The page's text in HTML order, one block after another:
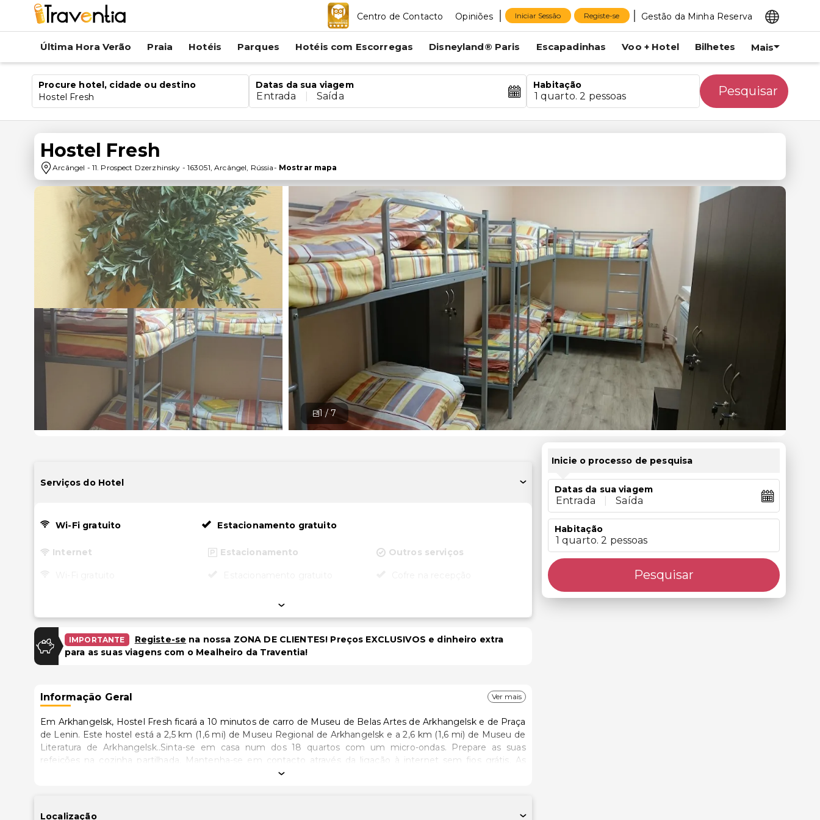
Centro de Contacto Opiniões Iniciar Sessão Registe-se Gestão da Minha Reserva
Última Hora Verão Praia Hotéis Parques Hotéis com Escorregas Disneyland® Paris Escapadinhas Voo + Hotel Bilhetes Mais
Procure hotel, cidade ou destino
Hostel Fresh
Datas da sua viagem
Entrada Saída
Habitação
1 quarto. 2 pessoas Pesquisar
Hostel Fresh
Arcângel - 11. Prospect Dzerzhinsky - 163051,Arcângel, Rússia- Mostrar mapa
1 /7
Serviços do Hotel
Wi-Fi gratuito Estacionamento gratuito
Internet Estacionamento Outros serviços
IMPORTANTE Registe-se na nossa ZONA DE CLIENTES! Preços EXCLUSIVOS e dinheiro extra
para as suas viagens com o Mealheiro da Traventia!
Informação Geral Ver mais
Em Arkhangelsk, Hostel Fresh ficará a 10 minutos de carro de Museu de Belas Artes de Arkhangelsk e de Praça
de Lenin. Este hostel está a 2,5 km (1,6 mi) de Museu Regional de Arkhangelsk e a 2,6 km (1,6 mi) de Museu de
Literatura de Arkhangelsk..Sinta-se em casa num dos 18 quartos com um micro-ondas. Prepare as suas
refeições na cozinha partilhada. Mantenha-se em contacto através da ligação à internet sem fios grátis. As
casas de banho estão equipadas com um polibã e secadores de cabelo..Há estacionamento grátis no local..As
Localização
Inicie o processo de pesquisa
Datas da sua viagem
Entrada Saída
Habitação
1 quarto. 2 pessoas
Pesquisar